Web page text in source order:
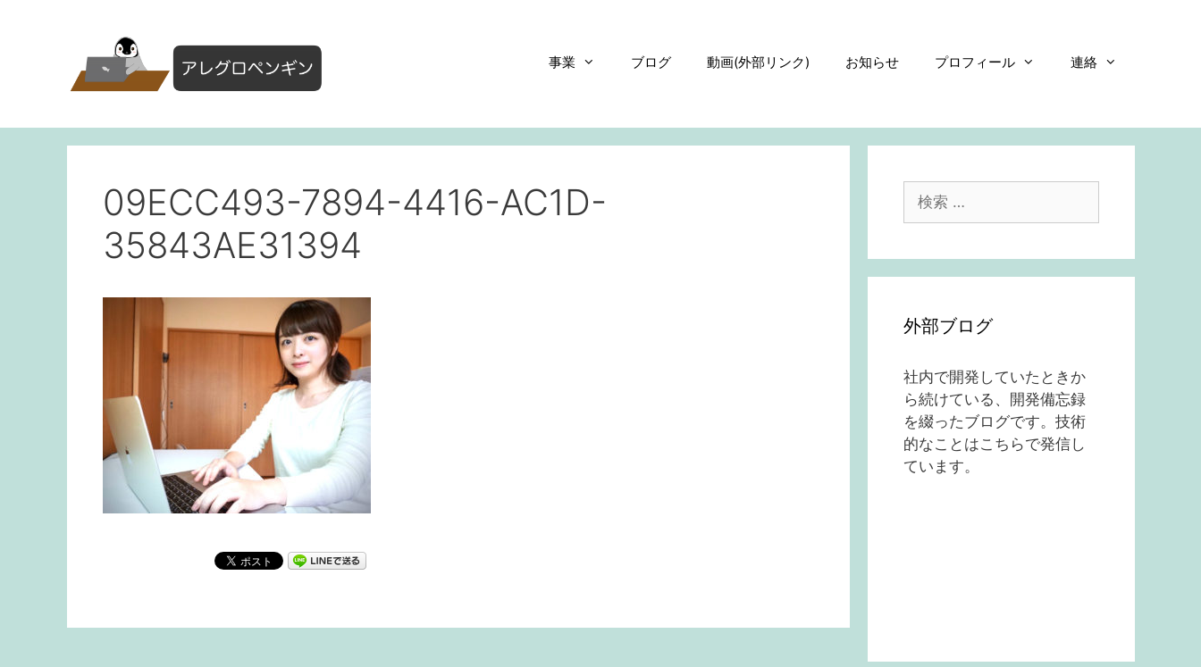
事業 ブログ 動画(外部リンク) お知らせ プロフィール 連絡
09ECC493-7894-4416-AC1D-
35843AE31394
索:
外部ブログ
社内で開発していたときか
ら続けている、開発備忘録
を綴ったブログです。技術
的なことはこちらで発信し
ています。